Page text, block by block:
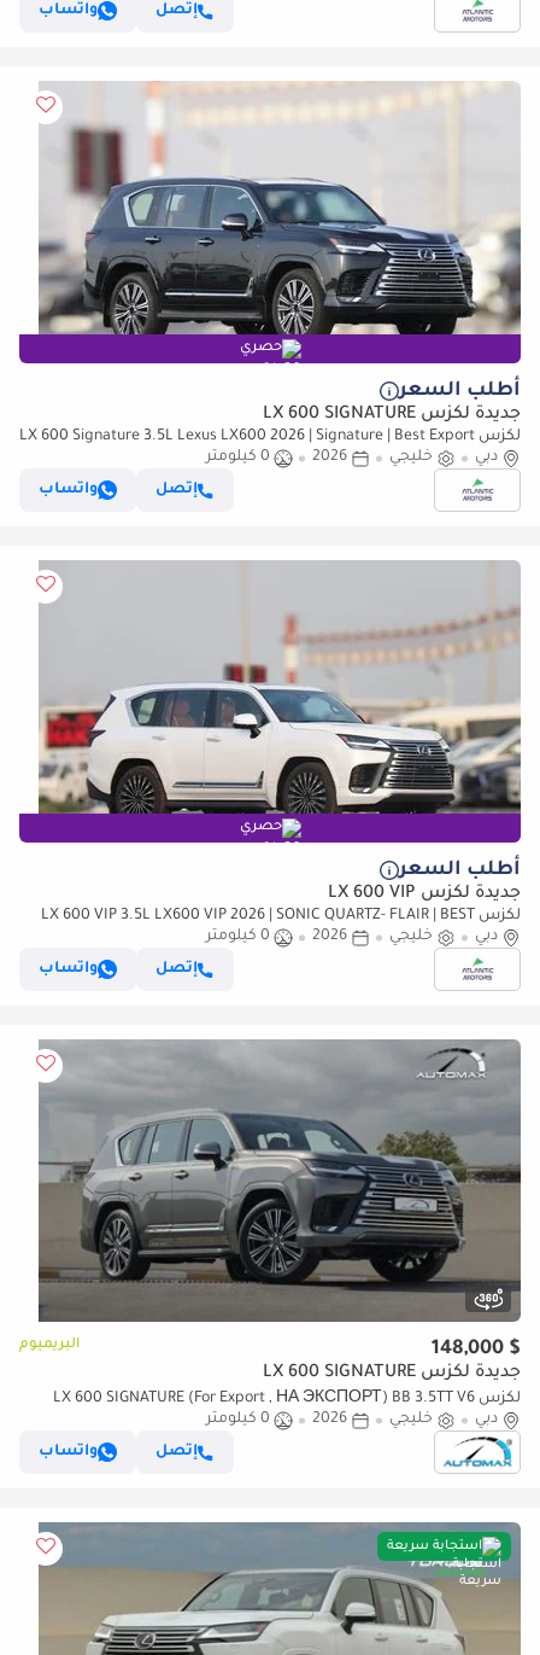
إتصل
واتساب
حصري
أطلب السعر
جديدة لكزس LX 600 SIGNATURE
لكزس LX 600 Signature 3.5L Lexus LX600 2026 | Signature | Best Export
Priceدبي خليجي 2026
0 كيلومتر
إتصل
واتساب
حصري
أطلب السعر
جديدة لكزس LX 600 VIP
لكزس LX 600 VIP 3.5L LX600 VIP 2026 | SONIC QUARTZ- FLAIR | BEST
EXPORT PRICE (للتصدير فقط)
دبي خليجي 2026
0 كيلومتر
إتصل
واتساب
$ 148,000 البريميوم
جديدة لكزس LX 600 SIGNATURE
لكزس LX 600 SIGNATURE (For Export , НА ЭКСПОРТ) BB 3.5TT V6
AWD GCC 2026 Без пробега
دبي خليجي 2026
0 كيلومتر
إتصل
واتساب
استجابة سريعة